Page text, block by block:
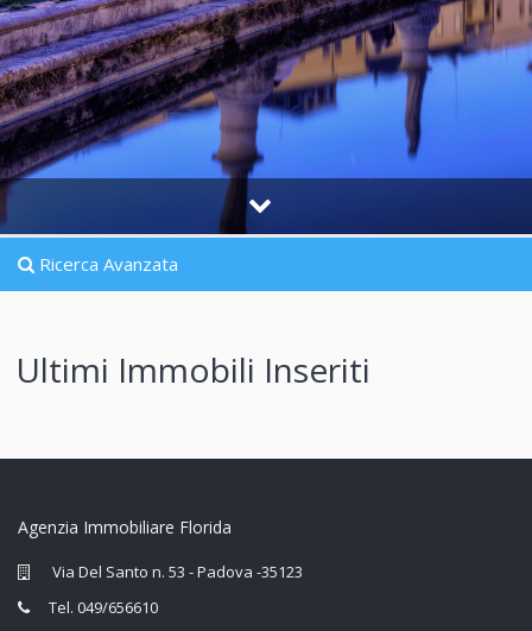
Ricerca Avanzata
Ultimi Immobili Inseriti
Agenzia Immobiliare Florida
Via Del Santo n. 53 - Padova -35123
Tel. 049/656610